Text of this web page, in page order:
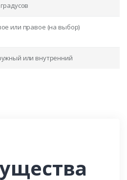
градусов
или правое (на выбор)
или внутренний